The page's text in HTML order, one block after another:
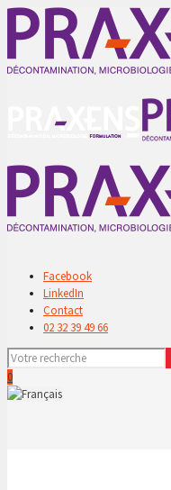
Facebook
LinkedIn
Contact
02 32 39 49 66
0